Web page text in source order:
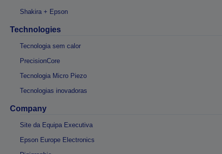
Shakira + Epson
Technologies
Tecnologia sem calor
PrecisionCore
Tecnologia Micro Piezo
Tecnologias inovadoras
Company
Site da Equipa Executiva
Epson Europe Electronics